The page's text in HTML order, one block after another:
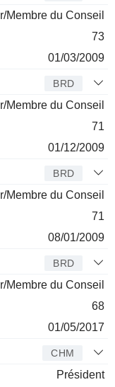
Membre du Conseil
73
01/03/2009
BRD
Membre du Conseil
71
01/12/2009
BRD
Membre du Conseil
71
08/01/2009
BRD
Membre du Conseil
68
01/05/2017
CHM
Président